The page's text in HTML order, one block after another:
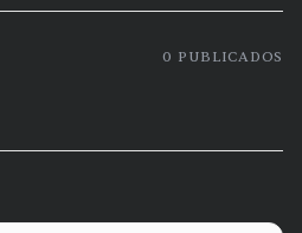
0 PUBLICADOS